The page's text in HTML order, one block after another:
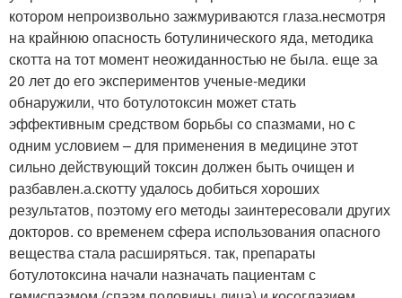
котором непроизвольно зажмуриваются глаза.несмотря
на крайнюю опасность ботулинического яда, методика
скотта на тот момент неожиданностью не была. еще за
20 лет до его экспериментов ученые-медики
обнаружили, что ботулотоксин может стать
эффективным средством борьбы со спазмами, но с
одним условием – для применения в медицине этот
сильно действующий токсин должен быть очищен и
разбавлен.а.скотту удалось добиться хороших
результатов, поэтому его методы заинтересовали других
докторов. со временем сфера использования опасного
вещества стала расширяться. так, препараты
ботулотоксина начали назначать пациентам с